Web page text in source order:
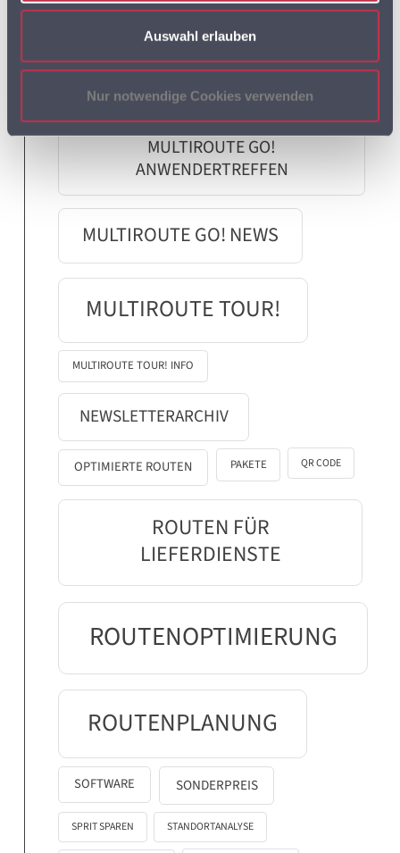
Auswahl erlauben
Nur notwendige Cookies verwenden
MULTIROUTE GO!
MULTIROUTE GO!
ANWENDERTREFFEN
MULTIROUTE GO! NEWS
MULTIROUTE TOUR!
MULTIROUTE TOUR! INFO
NEWSLETTERARCHIV
OPTIMIERTE ROUTEN PAKETE QR CODE
ROUTEN FÜR
LIEFERDIENSTE
ROUTENOPTIMIERUNG
ROUTENPLANUNG
SOFTWARE SONDERPREIS
SPRIT SPAREN STANDORTANALYSE